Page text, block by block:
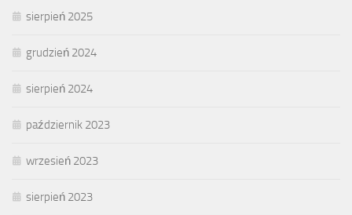
sierpień 2025
grudzień 2024
sierpień 2024
październik 2023
wrzesień 2023
sierpień 2023